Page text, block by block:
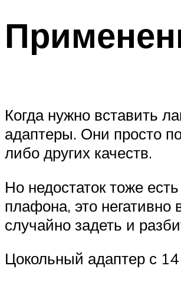
Когда нужно вставить
адаптеры. Они просто
либо других качеств.
Но недостаток тоже
плафона, это
случайно задеть и
Цокольный адаптер с